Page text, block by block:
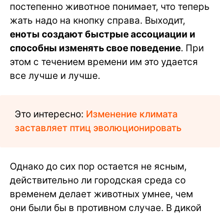
постепенно животное понимает, что теперь
жать надо на кнопку справа. Выходит,
еноты создают быстрые ассоциации и
способны изменять свое поведение. При
этом с течением времени им это удается
все лучше и лучше.
Это интересно: Изменение климата
заставляет птиц эволюционировать
Однако до сих пор остается не ясным,
действительно ли городская среда со
временем делает животных умнее, чем
они были бы в противном случае. В дикой